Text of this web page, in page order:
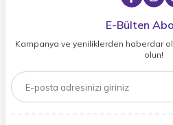
E-Bülten
Kampanya ve yeniliklerden haberdar
olun!